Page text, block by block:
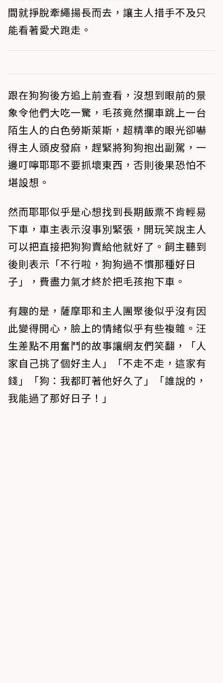
間就掙脫牽繩揚長而去，讓主人措手不及只
能看著愛犬跑走。
跟在狗狗後方追上前查看，沒想到眼前的景
象令他們大吃一驚，毛孩竟然攔車跳上一台
陌生人的白色勞斯萊斯，超精準的眼光卻嚇
得主人頭皮發麻，趕緊將狗狗抱出副駕，一
邊叮嚀耶耶不要抓壞東西，否則後果恐怕不
堪設想。
然而耶耶似乎是心想找到長期飯票不肯輕易
下車，車主表示沒事別緊張，開玩笑說主人
可以把直接把狗狗賣給他就好了。飼主聽到
後則表示「不行啦，狗狗過不慣那種好日
子」，費盡力氣才終於把毛孩抱下車。
有趣的是，薩摩耶和主人團聚後似乎沒有因
此變得開心，臉上的情緒似乎有些複雜。汪
生差點不用奮鬥的故事讓網友們笑翻，「人
家自己挑了個好主人」「不走不走，這家有
錢」「狗：我都盯著他好久了」「誰說的，
我能過了那好日子！」